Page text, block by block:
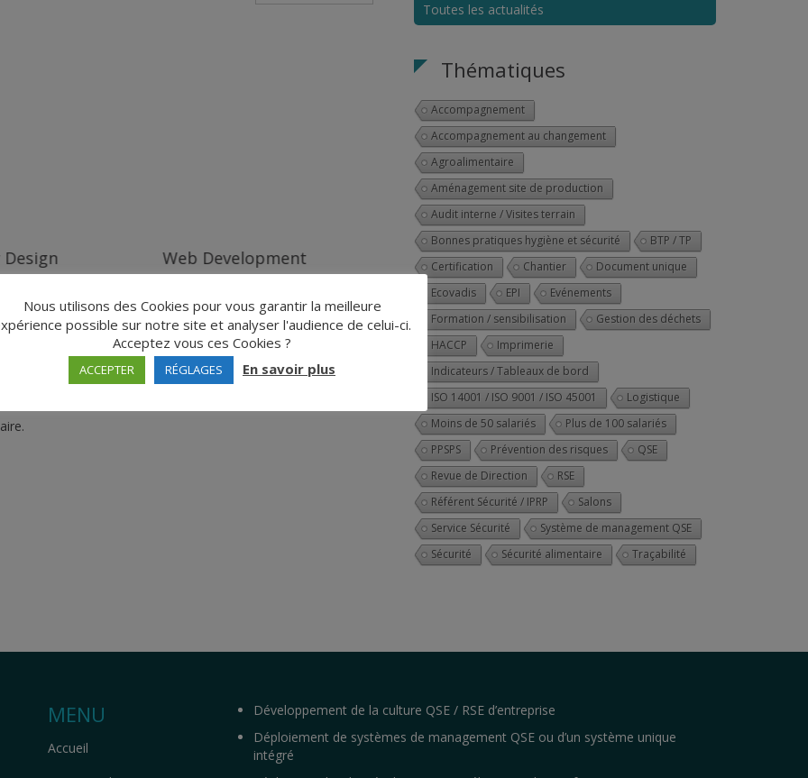
Web Development Best Shots
Toutes les actualités
Thématiques
Accompagnement
Accompagnement au changement
Agroalimentaire
Aménagement site de production
Audit interne / Visites terrain
Bonnes pratiques hygiène et sécurité
BTP / TP
Certification
Chantier
Document unique
Ecovadis
EPI
Evénements
Formation / sensibilisation
Gestion des déchets
HACCP
Imprimerie
Indicateurs / Tableaux de bord
ISO 14001 / ISO 9001 / ISO 45001
Logistique
Moins de 50 salariés
Plus de 100 salariés
PPSPS
Prévention des risques
QSE
Revue de Direction
RSE
Référent Sécurité / IPRP
Salons
Service Sécurité
Système de management QSE
Sécurité
Sécurité alimentaire Traçabilité
MENU
Accueil
Développement de la culture QSE / RSE d’entreprise
Déploiement de systèmes de management QSE ou d’un système unique
intégré
Nous utilisons des Cookies pour vous garantir la meilleure
possible sur notre site et analyser l'audience de celui-ci.
Acceptez vous ces Cookies ?
ACCEPTER RÉGLAGES En savoir plus